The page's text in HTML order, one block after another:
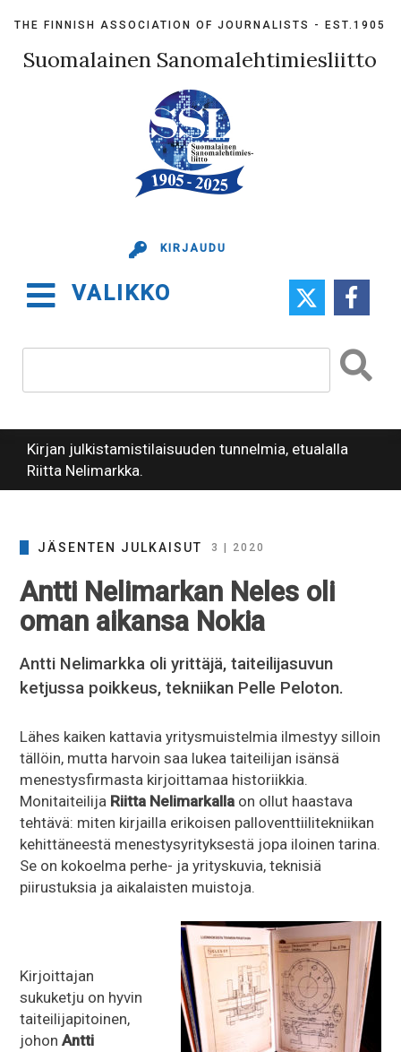
content
THE FINNISH ASSOCIATION OF JOURNALISTS - EST.1905
Suomalainen Sanomalehtimiesliitto
KIRJAUDU
VALIKKO
Kirjan julkistamistilaisuuden tunnelmia, etualalla
Riitta Nelimarkka.
JÄSENTEN JULKAISUT 3 | 2020
Antti Nelimarkan Neles oli
oman aikansa Nokia
Antti Nelimarkka oli yrittäjä, taiteilijasuvun
ketjussa poikkeus, tekniikan Pelle Peloton.
Lähes kaiken kattavia yritysmuistelmia ilmestyy silloin
tällöin, mutta harvoin saa lukea taiteilijan isänsä
menestysfirmasta kirjoittamaa historiikkia.
Monitaiteilija Riitta Nelimarkalla on ollut haastava
tehtävä: miten kirjailla erikoisen palloventtiilitekniikan
kehittäneestä menestysyrityksestä jopa iloinen tarina.
Se on kokoelma perhe- ja yrityskuvia, teknisiä
piirustuksia ja aikalaisten muistoja.
Kirjoittajan
sukuketju on hyvin
taiteilijapitoinen,
johonAntti